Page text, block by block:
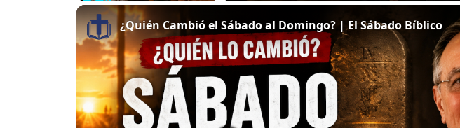
PlayUnmute Fullscreen
¿Quién Cambió el Sábado al Domingo? | El Sábado Bíblico